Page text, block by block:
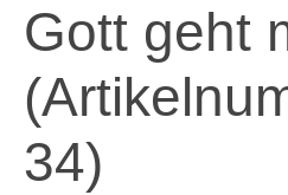
Gott geht
34)